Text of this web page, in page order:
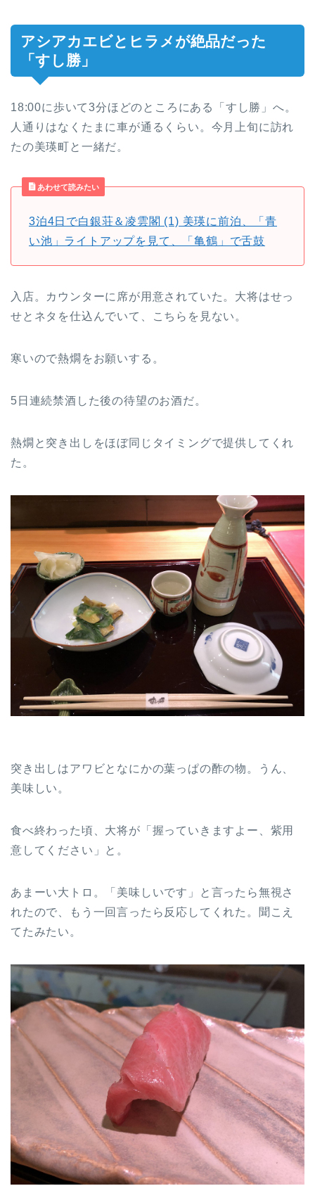
アシアカエビとヒラメが絶品だった
「すし勝」
18:00に歩いて3分ほどのところにある「すし勝」へ。
人通りはなくたまに車が通るくらい。今月上旬に訪れ
たの美瑛町と一緒だ。
あわせて読みたい
3泊4日で白銀荘＆凌雲閣 (1) 美瑛に前泊、「青
い池」ライトアップを見て、「亀鶴」で舌鼓
入店。カウンターに席が用意されていた。大将はせっ
せとネタを仕込んでいて、こちらを見ない。
寒いので熱燗をお願いする。
5日連続禁酒した後の待望のお酒だ。
熱燗と突き出しをほぼ同じタイミングで提供してくれ
た。
突き出しはアワビとなにかの葉っぱの酢の物。うん、
美味しい。
食べ終わった頃、大将が「握っていきますよー、紫用
意してください」と。
あまーい大トロ。「美味しいです」と言ったら無視さ
れたので、もう一回言ったら反応してくれた。聞こえ
てたみたい。